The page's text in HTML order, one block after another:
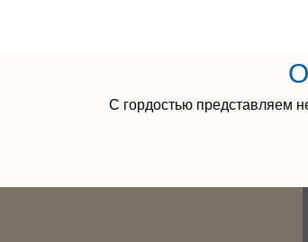
С гордостью представляем